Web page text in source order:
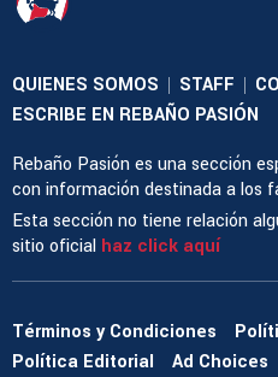
QUIENES SOMOS | STAFF |
ESCRIBE EN REBAÑO PASIÓN
Rebaño Pasión es una sección
con información destinada a los
Esta sección no tiene relación
sitio oficial haz click aquí
Términos y Condiciones
Política Editorial
Ad Choices